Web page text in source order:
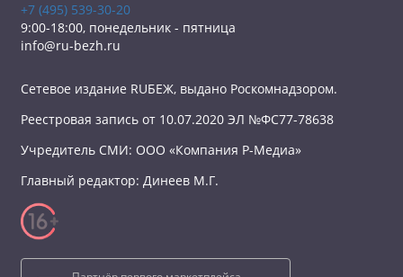
+7 (495) 539-30-20
9:00-18:00, понедельник - пятница
info@ru-bezh.ru
Сетевое издание RUБЕЖ, выдано Роскомнадзором.
Реестровая запись от 10.07.2020 ЭЛ №ФС77-78638
Учредитель СМИ: ООО «Компания Р-Медиа»
Главный редактор: Динеев М.Г.